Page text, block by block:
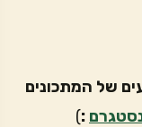
של המתכונים
:
)